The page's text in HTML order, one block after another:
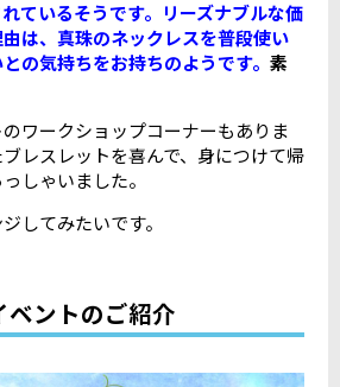
ているそうです。リーズナブルな価
は、真珠のネックレスを普段使い
の気持ちをお持ちのようです。 素
ワークショップコーナーもありま
レスレットを喜んで、身につけて帰
しゃいました。
してみたいです。
ントのご紹介